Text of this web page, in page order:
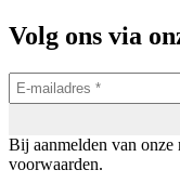
Volg ons via
Bij aanmelden van
voorwaarden.